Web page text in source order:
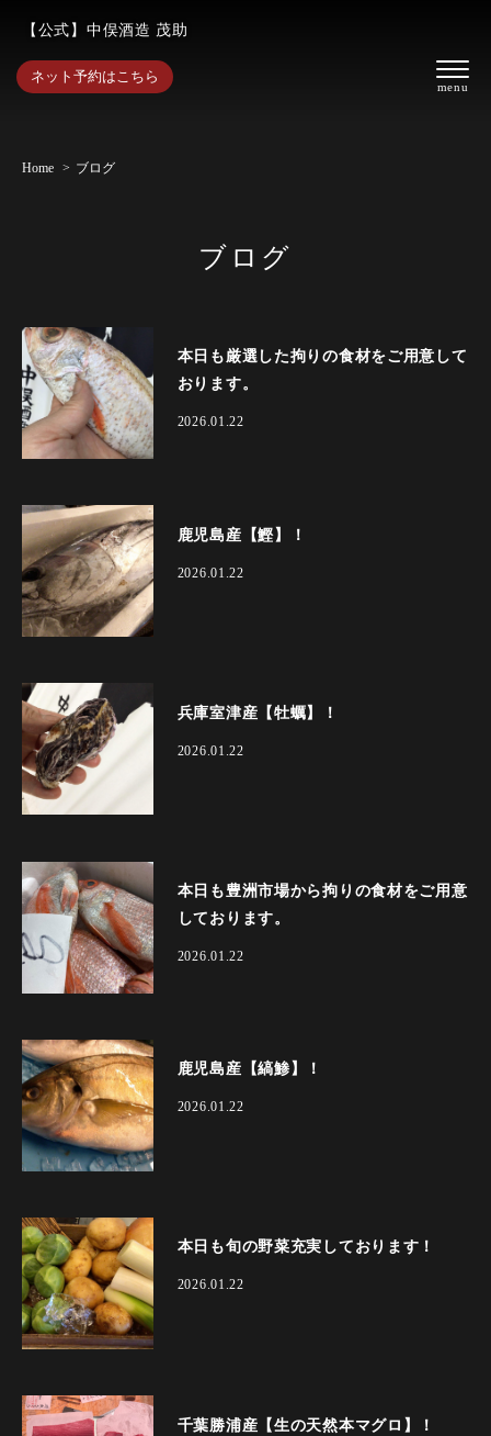
【公式】中俣酒造 茂助
ネット予約はこちら
Home ブログ
ブログ
本日も厳選した拘りの食材をご用意して
おります。
2026.01.22
鹿児島産【鰹】！
2026.01.22
兵庫室津産【牡蠣】！
2026.01.22
本日も豊洲市場から拘りの食材をご用意
しております。
2026.01.22
鹿児島産【縞鯵】！
2026.01.22
本日も旬の野菜充実しております！
2026.01.22
千葉勝浦産【生の天然本マグロ】！